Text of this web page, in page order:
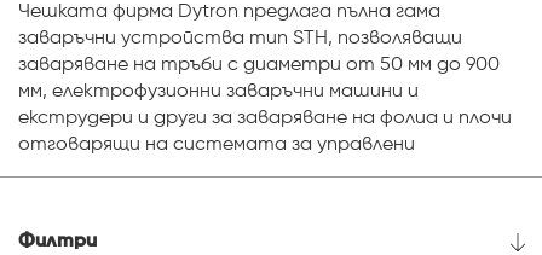
Чешката фирма Dytron предлага пълна гама
заваръчни устройства тип STH, позволяващи
заваряване на тръби с диаметри от 50 мм до 900
мм, електрофузионни заваръчни машини и
екструдери и други за заваряване на фолиа и плочи
отговарящи на системата за управлени
Филтри